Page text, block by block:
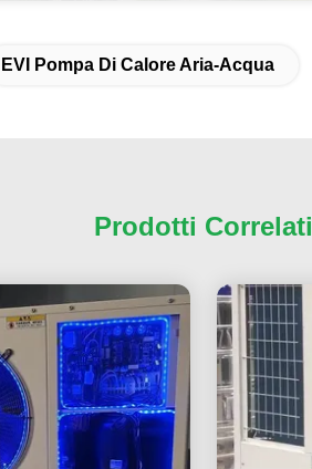
EVI Pompa Di Calore Aria-Acqua
Prodotti Correlati